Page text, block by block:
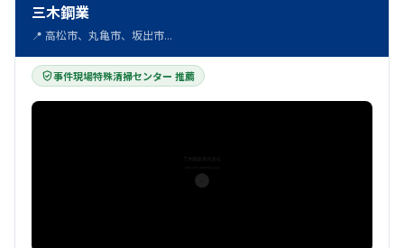
三木鋼業
📍 高松市、丸亀市、坂出市...
事件現場特殊清掃センター 推薦